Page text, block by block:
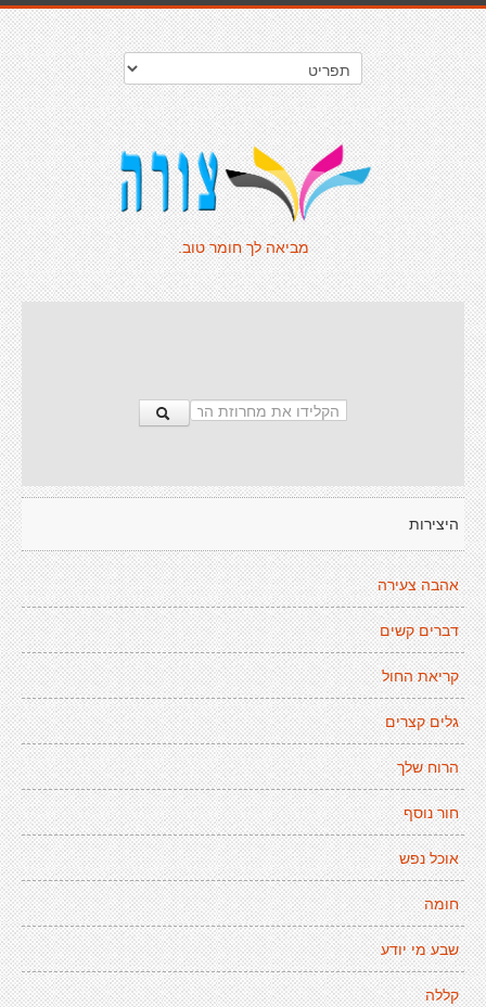
מביאה לך חומר טוב.
היצירות
אהבה צעירה
דברים קשים
קריאת החול
גלים קצרים
הרוח שלך
חור נוסף
אוכל נפש
חומה
שבע מי יודע
קללה